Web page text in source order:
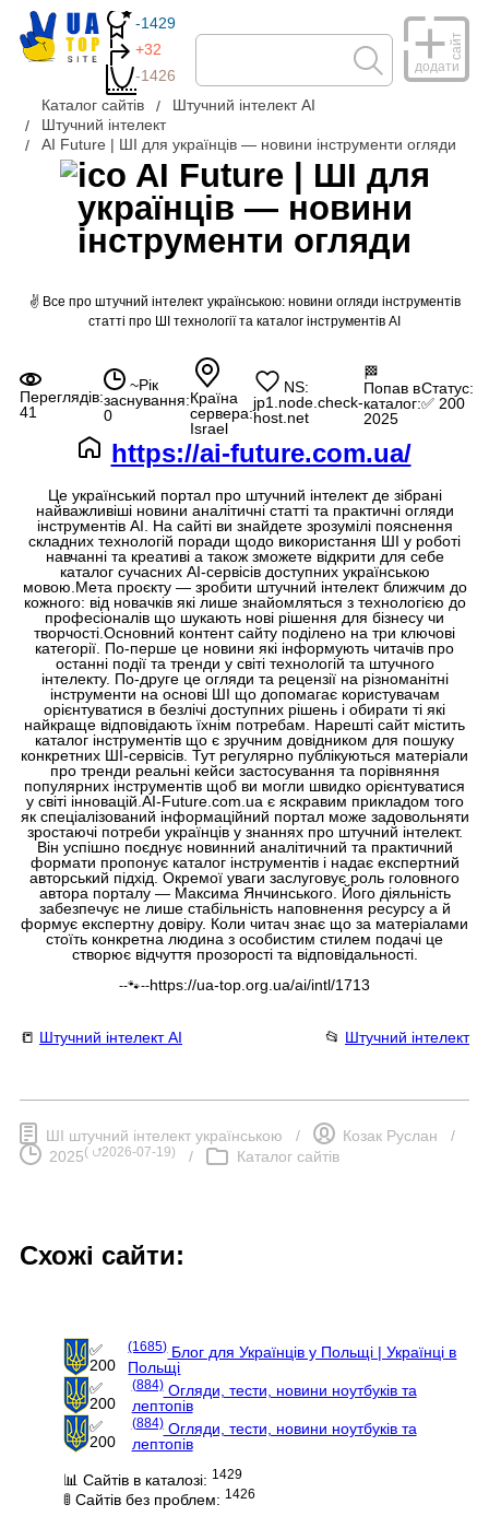
-1429
+32
-1426
додати
сайт
Каталог сайтів
Штучний інтелект AI
Штучний інтелект
AI Future | ШІ для українців — новини інструменти огляди
AI Future | ШІ для
українців — новини
інструменти огляди
✌ Все про штучний інтелект українською: новини огляди інструментів
статті про ШІ технології та каталог інструментів АІ
Переглядів:
41
~Рік
заснування:
0
Країна
сервера:
Israel
NS:
jp1.node.check-
host.net
🏁
Попав в
каталог:
2025
Статус:
✅ 200
https://ai-future.com.ua/
Це український портал про штучний інтелект де зібрані
найважливіші новини аналітичні статті та практичні огляди
інструментів АІ. На сайті ви знайдете зрозумілі пояснення
складних технологій поради щодо використання ШІ у роботі
навчанні та креативі а також зможете відкрити для себе
каталог сучасних АІ-сервісів доступних українською
мовою.Мета проєкту — зробити штучний інтелект ближчим до
кожного: від новачків які лише знайомляться з технологією до
професіоналів що шукають нові рішення для бізнесу чи
творчості.Основний контент сайту поділено на три ключові
категорії. По-перше це новини які інформують читачів про
останні події та тренди у світі технологій та штучного
інтелекту. По-друге це огляди та рецензії на різноманітні
інструменти на основі ШІ що допомагає користувачам
орієнтуватися в безлічі доступних рішень і обирати ті які
найкраще відповідають їхнім потребам. Нарешті сайт містить
каталог інструментів що є зручним довідником для пошуку
конкретних ШІ-сервісів. Тут регулярно публікуються матеріали
про тренди реальні кейси застосування та порівняння
популярних інструментів щоб ви могли швидко орієнтуватися
у світі інновацій.AI-Future.com.ua є яскравим прикладом того
як спеціалізований інформаційний портал може задовольняти
зростаючі потреби українців у знаннях про штучний інтелект.
Він успішно поєднує новинний аналітичний та практичний
формати пропонує каталог інструментів і надає експертний
авторський підхід. Окремої уваги заслуговує роль головного
автора порталу — Максима Янчинського. Його діяльність
забезпечує не лише стабільність наповнення ресурсу а й
формує експертну довіру. Коли читач знає що за матеріалами
стоїть конкретна людина з особистим стилем подачі це
створює відчуття прозорості та відповідальності.
--🐾--https://ua-top.org.ua/ai/intl/1713
📒 Штучний інтелект AI 📂 Штучний інтелект
ШІ штучний інтелект українською / Козак Руслан /
2025( ⮍2026-07-19) / Каталог сайтів
Схожі сайти:
✅
200
(1685)Блог для Українців у Польщі | Українці в
Польщі
✅
200
(884)Огляди, тести, новини ноутбуків та
лептопів
✅
200
(884)Огляди, тести, новини ноутбуків та
лептопів
📊 Сайтів в каталозі: 1429
🚦 Сайтів без проблем: 1426